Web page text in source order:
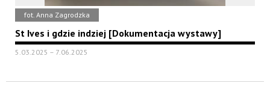
fot. Anna Zagrodzka
St Ives i gdzie indziej [Dokumentacja wystawy]
5.03.2025 – 7.06.2025